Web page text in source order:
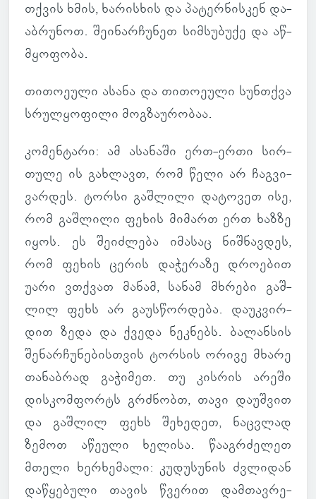
თქვის ხმის, ხა­რის­ხის და პა­ტერ­ნის­კენ და­
აბ­რუ­ნოთ. შე­ი­ნარ­ჩუ­ნეთ სიმ­სუ­ბუქე და აწ­
მყო­ფობა.
თი­თო­ე­ული ასანა და თი­თო­ე­ული სუნ­თქვა
სრულ­ყო­ფილი მოგ­ზა­უ­რო­ბაა.
კო­მენ­ტარი: ამ ასა­ნაში ერთ-ერთი სირ­
თულე ის გახ­ლავთ, რომ წელი არ ჩაგ­ვი­
ვარ­დეს. ტორსი გაშ­ლილი და­ტო­ვეთ ისე,
რომ გაშ­ლილი ფეხის მი­მართ ერთ ხაზზე
იყოს. ეს შე­იძ­ლება იმა­საც ნიშ­ნავ­დეს,
რომ ფეხის ცერის და­ჭე­რაზე დრო­ე­ბით
უარი ვთქვათ მანამ, სანამ მხრები გაშ­
ლილ ფეხს არ გა­უს­წორ­დება. და­უკ­ვირ­
დით ზედა და ქვედა ნეკ­ნებს. ბა­ლან­სის
შე­ნარ­ჩუ­ნე­ბის­თვის ტორ­სის ორივე მხარე
თა­ნაბ­რად გა­ჭი­მეთ. თუ კის­რის არეში
დის­კომ­ფორტს გრძნობთ, თავი და­უშ­ვით
და გაშ­ლილ ფეხს შე­ხე­დეთ, ნაც­ვლად
ზემოთ აწე­ული ხე­ლისა. წა­აგ­რძე­ლეთ
მთელი ხერ­ხე­მალი: კუ­დუ­სუ­ნის ძვლი­დან
და­წყე­ბული თავის წვე­რით დამ­თავ­რე­